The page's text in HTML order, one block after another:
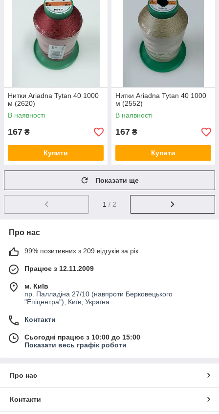
Нитки Ariadna Tytan 40 1000
м (2620)
В наявності
167 ₴
Купити
Нитки Ariadna Tytan 40 1000
м (2552)
В наявності
167 ₴
Купити
Показати ще
1 / 2
Про нас
99% позитивних з 209 відгуків за рік
Працює з 12.11.2009
м. Київ
пр. Палладіна 27/10 (навпроти Берковецького
"Епіцентра"), Київ, Україна
Контакти
Сьогодні працює з 10:00 до 15:00
Показати весь графік роботи
Про нас
Контакти